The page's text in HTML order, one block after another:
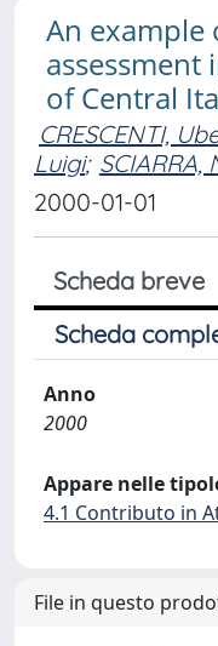
An example
assessment
of Central
CRESCENTI,
Luigi; SCIARRA,
2000-01-01
Scheda breve
Scheda
Anno
2000
Appare nelle
4.1 Contributo in
File in questo